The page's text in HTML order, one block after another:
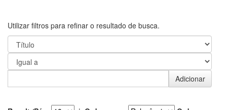
Utilizar filtros para refinar o resultado de busca.